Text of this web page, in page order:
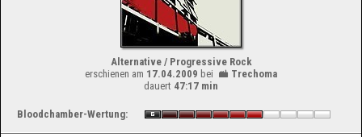
Alternative / Progressive Rock
erschienen am 17.04.2009 bei
Trechoma
dauert 47:17 min
Bloodchamber-Wertung: